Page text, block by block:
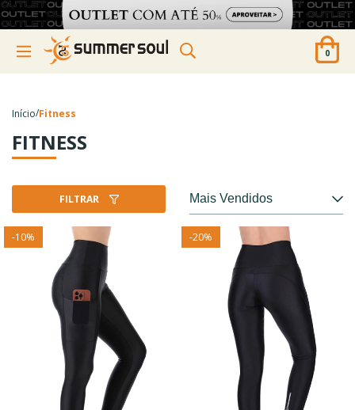
0
Início/Fitness
FITNESS
FILTRAR
-10% -20%